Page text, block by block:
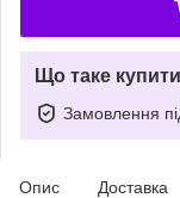
Що таке
Замовлення
Опис Доставка